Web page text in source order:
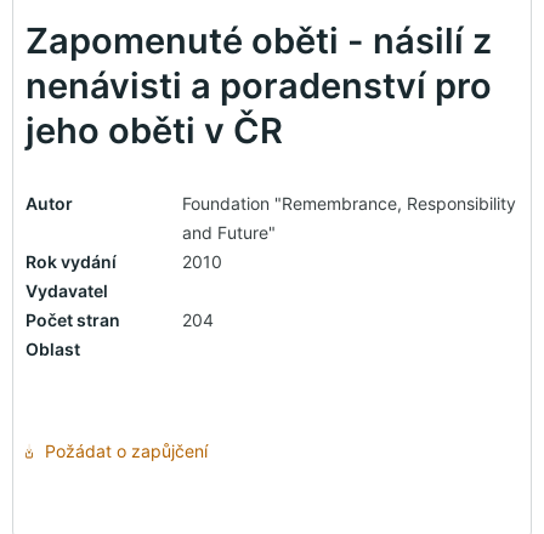
Zapomenuté oběti - násilí z
nenávisti a poradenství pro
jeho oběti v ČR
Autor
Foundation "Remembrance, Responsibility
and Future"
Rok vydání
2010
Vydavatel
Počet stran
204
Oblast
Požádat o zapůjčení